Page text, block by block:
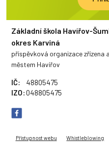
Základní škola Havířov-
okres Karviná
příspěvková organizace
městem Havířov
IČ:
48805475
IZO:048805475
Přístupnost webu Whistleblowing